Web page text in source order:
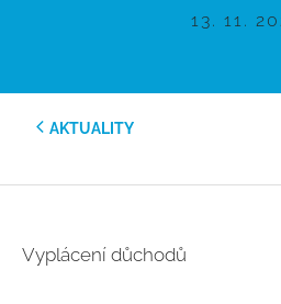
13. 11.
AKTUALITY
Vyplácení důchodů